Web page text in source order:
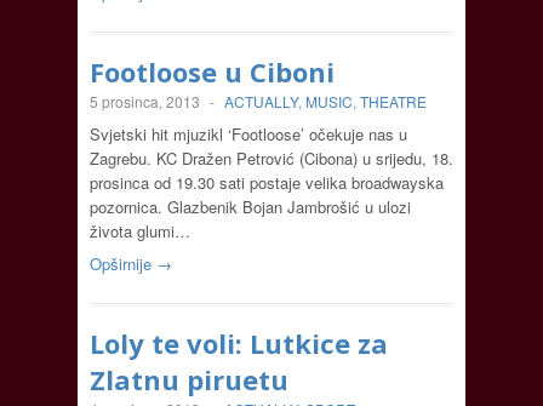
Footloose u Ciboni
5 prosinca, 2013 - ACTUALLY, MUSIC, THEATRE
Svjetski hit mjuzikl ‘Footloose’ očekuje nas u
Zagrebu. KC Dražen Petrović (Cibona) u srijedu, 18.
prosinca od 19.30 sati postaje velika broadwayska
pozornica. Glazbenik Bojan Jambrošić u ulozi
života glumi…
Opširnije →
Loly te voli: Lutkice za
Zlatnu piruetu